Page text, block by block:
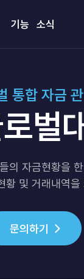
기능 소식
통합 자금 관
벌
의 자금현황을
황 및 거래내역
문의하기